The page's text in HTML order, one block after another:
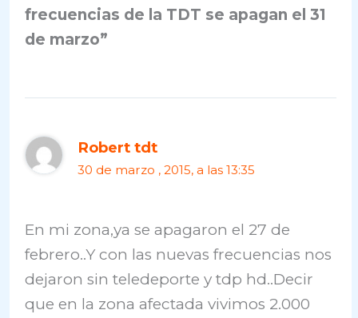
frecuencias de la TDT se apagan el 31
de marzo”
Robert tdt
30 de marzo , 2015, a las 13:35
En mi zona,ya se apagaron el 27 de
febrero..Y con las nuevas frecuencias nos
dejaron sin teledeporte y tdp hd..Decir
que en la zona afectada vivimos 2.000